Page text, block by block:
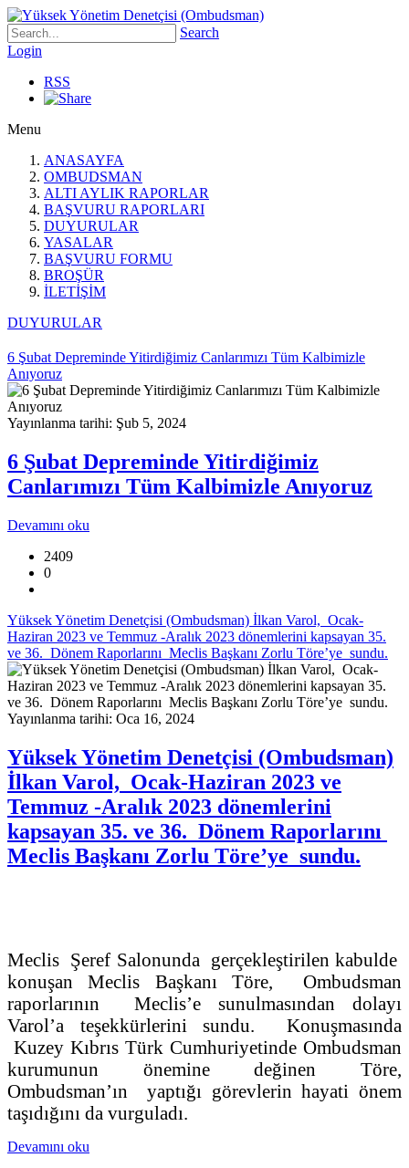
Search
Login
RSS
Menu
ANASAYFA
OMBUDSMAN
ALTI AYLIK RAPORLAR
BAŞVURU RAPORLARI
DUYURULAR
YASALAR
BAŞVURU FORMU
BROŞÜR
İLETİŞİM
DUYURULAR
6 Şubat Depreminde Yitirdiğimiz Canlarımızı Tüm Kalbimizle
Anıyoruz
Yayınlanma tarihi: Şub 5, 2024
6 Şubat Depreminde Yitirdiğimiz
Canlarımızı Tüm Kalbimizle Anıyoruz
Devamını oku
2409
0
Yüksek Yönetim Denetçisi (Ombudsman) İlkan Varol, Ocak-
Haziran 2023 ve Temmuz -Aralık 2023 dönemlerini kapsayan 35.
ve 36. Dönem Raporlarını Meclis Başkanı Zorlu Töre’ye sundu.
Yayınlanma tarihi: Oca 16, 2024
Yüksek Yönetim Denetçisi (Ombudsman)
İlkan Varol, Ocak-Haziran 2023 ve
Temmuz -Aralık 2023 dönemlerini
kapsayan 35. ve 36. Dönem Raporlarını
Meclis Başkanı Zorlu Töre’ye sundu.
Meclis Şeref Salonunda gerçekleştirilen kabulde
konuşan Meclis Başkanı Töre, Ombudsman
raporlarının Meclis’e sunulmasından dolayı
Varol’a teşekkürlerini sundu. Konuşmasında
Kuzey Kıbrıs Türk Cumhuriyetinde Ombudsman
kurumunun önemine değinen Töre,
Ombudsman’ın yaptığı görevlerin hayati önem
taşıdığını da vurguladı.
Devamını oku